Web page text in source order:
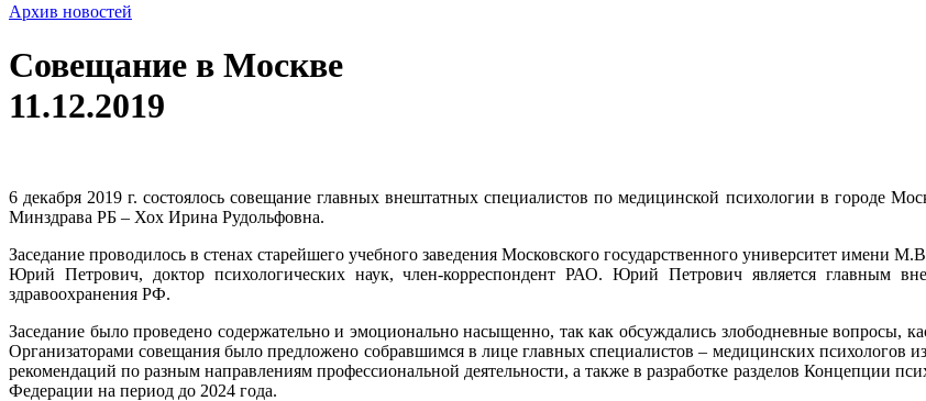
Архив новостей
Совещание в Москве
11.12.2019
6 декабря 2019 г. состоялось совещание главных внештатных специалистов по медицинской психологии в городе
Минздрава РБ – Хох Ирина Рудольфовна.
Заседание проводилось в стенах старейшего учебного заведения Московского государственного университет имени
Юрий Петрович, доктор психологических наук, член-корреспондент РАО. Юрий Петрович является главным
здравоохранения РФ.
Заседание было проведено содержательно и эмоционально насыщенно, так как обсуждались злободневные вопросы,
Организаторами совещания было предложено собравшимся в лице главных специалистов – медицинских психологов
рекомендаций по разным направлениям профессиональной деятельности, а также в разработке разделов Концепции
Федерации на период до 2024 года.